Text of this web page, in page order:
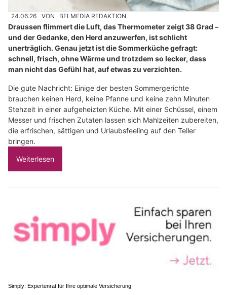
24.06.26 VON BELMEDIA REDAKTION
Draussen flimmert die Luft, das Thermometer zeigt 38 Grad –
und der Gedanke, den Herd anzuwerfen, ist schlicht
unerträglich. Genau jetzt ist die Sommerküche gefragt:
schnell, frisch, ohne Wärme und trotzdem so lecker, dass
man nicht das Gefühl hat, auf etwas zu verzichten.
Die gute Nachricht: Einige der besten Sommergerichte
brauchen keinen Herd, keine Pfanne und keine zehn Minuten
Stehzeit in einer aufgeheizten Küche. Mit einer Schüssel, einem
Messer und frischen Zutaten lassen sich Mahlzeiten zubereiten,
die erfrischen, sättigen und Urlaubsfeeling auf den Teller
bringen.
Weiterlesen
Simply: Expertenrat für Ihre optimale Versicherung